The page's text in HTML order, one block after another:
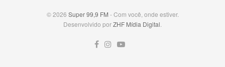
© 2026 Super 99,9 FM - Com você, onde estiver.
Desenvolvido porZHF Mídia Digital